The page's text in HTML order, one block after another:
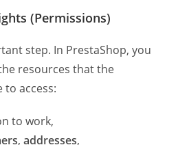
(Permissions)
step. In PrestaShop, you
resources that the
to access:
to work,
,addresses,